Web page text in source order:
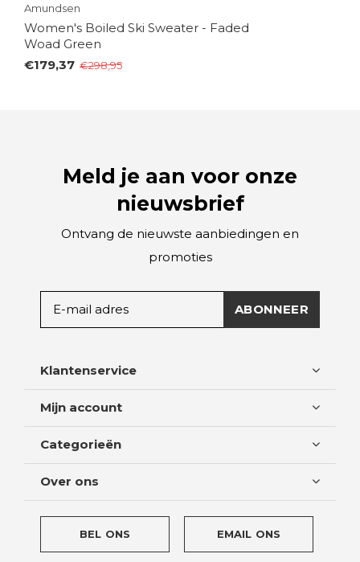
Amundsen
Women's Boiled Ski Sweater - Faded
Woad Green
€179,37 €298,95
Meld je aan voor onze
nieuwsbrief
Ontvang de nieuwste aanbiedingen en
promoties
ABONNEER
Klantenservice
Mijn account
Categorieën
Over ons
BEL ONS EMAIL ONS